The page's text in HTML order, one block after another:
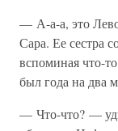
— А-а-а, это
Сара. Ее сестра
вспоминая что-
был года на два
— Что-что? —